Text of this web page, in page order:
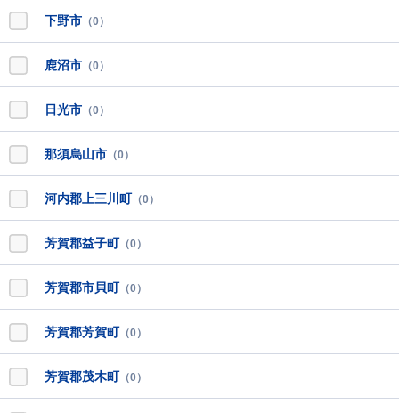
下野市 （0）
鹿沼市 （0）
日光市 （0）
那須烏山市 （0）
河内郡上三川町 （0）
芳賀郡益子町 （0）
芳賀郡市貝町 （0）
芳賀郡芳賀町 （0）
芳賀郡茂木町 （0）